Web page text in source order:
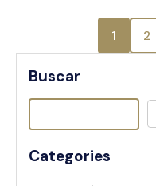
1 2
Buscar
Categories